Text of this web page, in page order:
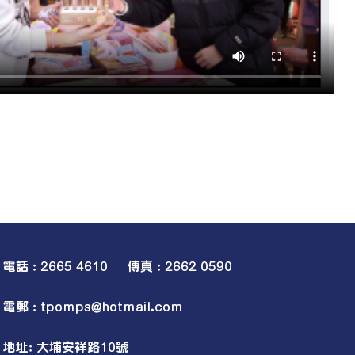
電話 : 2665 4610 傳真 : 2662 0590
電郵 : tpomps@hotmail.com
地址: 大埔安祥路10號